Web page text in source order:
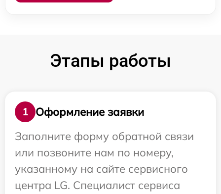
Этапы работы
1
Оформление заявки
Заполните форму обратной связи
или позвоните нам по номеру,
указанному на сайте сервисного
центра LG. Специалист сервиса